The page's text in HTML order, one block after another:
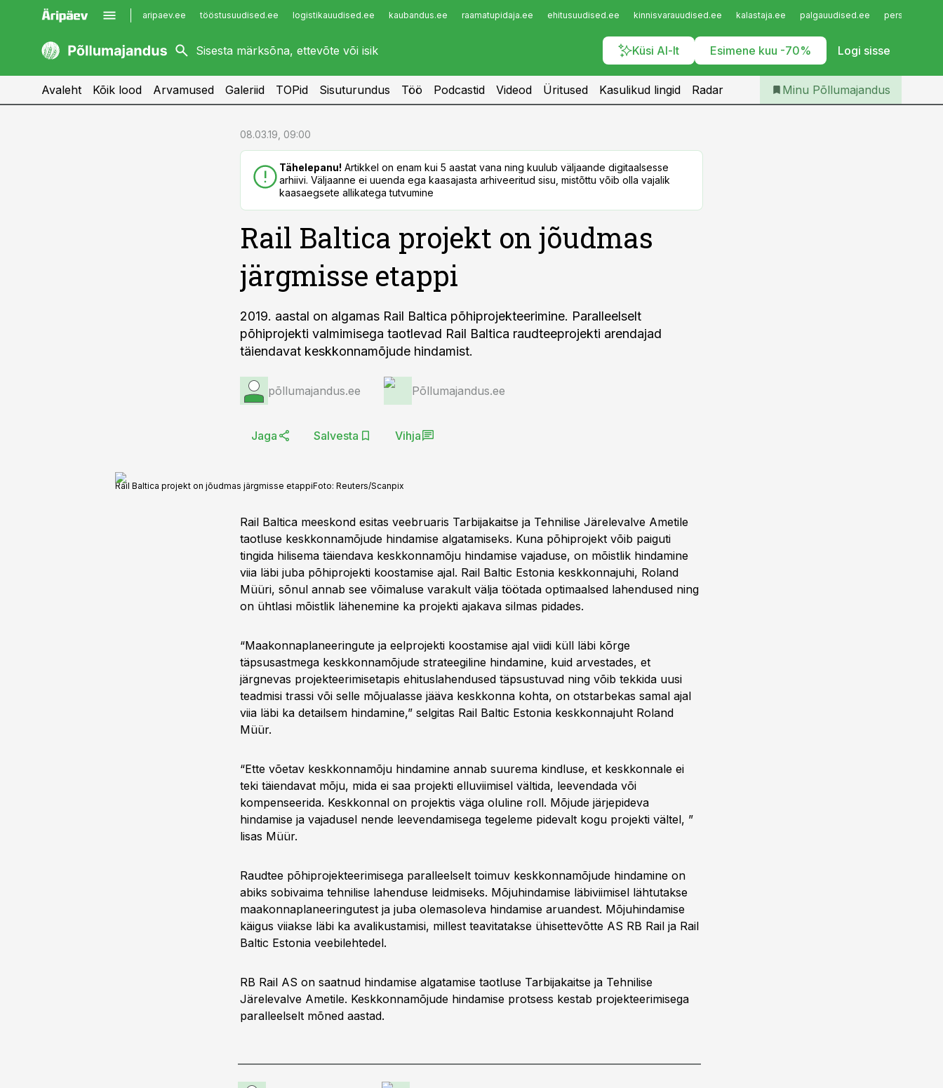
aripaev.ee tööstusuudised.ee logistikauudised.ee kaubandus.ee raamatupidaja.ee ehitusuudised.ee kinnisvarauudised.ee kalastaja.ee palgauudised.ee
Küsi AI-lt Esimene kuu -70% Logi sisse
kaubandus.ee
kinnisvarauudised.ee
imelineajalugu.ee
Infopank
Iseteenindus
Telli Põllumajandus
Avaleht Kõik lood Arvamused Galeriid TOPid Sisuturundus Töö Podcastid Videod Üritused Kasulikud lingid Radar Minu Põllumajandus
08.03.19, 09:00
Tähelepanu! Artikkel on enam kui 5 aastat vana ning kuulub väljaande digitaalsesse
arhiivi. Väljaanne ei uuenda ega kaasajasta arhiveeritud sisu, mistõttu võib olla vajalik
kaasaegsete allikatega tutvumine
Rail Baltica projekt on jõudmas
järgmisse etappi
2019. aastal on algamas Rail Baltica põhiprojekteerimine. Paralleelselt
põhiprojekti valmimisega taotlevad Rail Baltica raudteeprojekti arendajad
täiendavat keskkonnamõjude hindamist.
põllumajandus.ee Põllumajandus.ee
Jaga Salvesta Vihja
Rail Baltica projekt on jõudmas järgmisse etappiFoto: Reuters/Scanpix
Rail Baltica meeskond esitas veebruaris Tarbijakaitse ja Tehnilise Järelevalve Ametile
taotluse keskkonnamõjude hindamise algatamiseks. Kuna põhiprojekt võib paiguti
tingida hilisema täiendava keskkonnamõju hindamise vajaduse, on mõistlik hindamine
viia läbi juba põhiprojekti koostamise ajal. Rail Baltic Estonia keskkonnajuhi, Roland
Müüri, sõnul annab see võimaluse varakult välja töötada optimaalsed lahendused ning
on ühtlasi mõistlik lähenemine ka projekti ajakava silmas pidades.
“Maakonnaplaneeringute ja eelprojekti koostamise ajal viidi küll läbi kõrge
täpsusastmega keskkonnamõjude strateegiline hindamine, kuid arvestades, et
järgnevas projekteerimisetapis ehituslahendused täpsustuvad ning võib tekkida uusi
teadmisi trassi või selle mõjualasse jääva keskkonna kohta, on otstarbekas samal ajal
viia läbi ka detailsem hindamine,” selgitas Rail Baltic Estonia keskkonnajuht Roland
Müür.
“Ette võetav keskkonnamõju hindamine annab suurema kindluse, et keskkonnale ei
teki täiendavat mõju, mida ei saa projekti elluviimisel vältida, leevendada või
kompenseerida. Keskkonnal on projektis väga oluline roll. Mõjude järjepideva
hindamise ja vajadusel nende leevendamisega tegeleme pidevalt kogu projekti vältel, ”
lisas Müür.
Raudtee põhiprojekteerimisega paralleelselt toimuv keskkonnamõjude hindamine on
abiks sobivaima tehnilise lahenduse leidmiseks. Mõjuhindamise läbiviimisel lähtutakse
maakonnaplaneeringutest ja juba olemasoleva hindamise aruandest. Mõjuhindamise
käigus viiakse läbi ka avalikustamisi, millest teavitatakse ühisettevõtte AS RB Rail ja Rail
Baltic Estonia veebilehtedel.
RB Rail AS on saatnud hindamise algatamise taotluse Tarbijakaitse ja Tehnilise
Järelevalve Ametile. Keskkonnamõjude hindamise protsess kestab projekteerimisega
paralleelselt mõned aastad.